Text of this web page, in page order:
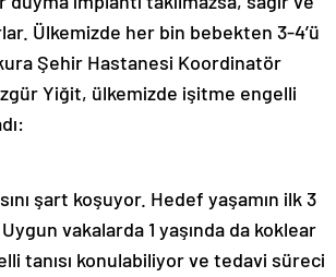
Ülkemizde her bin bebekten 3-4’ü
Şehir Hastanesi Koordinatör
Yiğit, ülkemizde işitme engelli
şart koşuyor. Hedef yaşamın ilk 3
vakalarda 1 yaşında da koklear
tanısı konulabiliyor ve tedavi süreci